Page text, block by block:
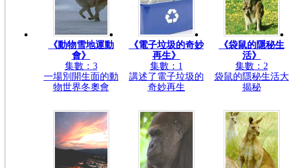
《動物雪地運動
會》
集數：3
一場別開生面的動
物世界冬奧會
《電子垃圾的奇妙
再生》
集數：1
講述了電子垃圾的
奇妙再生
《袋鼠的隱秘生
活》
集數：2
袋鼠的隱秘生活大
揭秘